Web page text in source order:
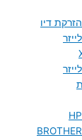
דיו